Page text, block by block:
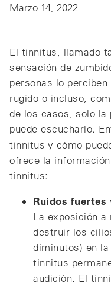
Marzo 14, 2022
El tinnitus, llamado
sensación de
personas lo
rugido o incluso,
de los casos, solo la
puede escucharlo.
tinnitus y cómo
ofrece la
tinnitus:
Ruidos fuertes
La exposición
destruir los
diminutos) en
tinnitus
audición. El